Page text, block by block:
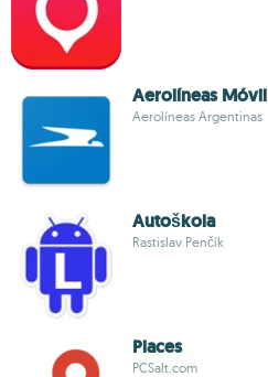
Aerolíneas Móvil
Aerolíneas Argentinas
Autoškola
Rastislav Penčík
Places
PCSalt.com